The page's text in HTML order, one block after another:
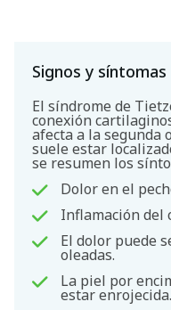
Signos y síntomas
El síndrome de
conexión
afecta a la segunda
suele estar
se resumen los
Dolor en el
Inflamación del
El dolor puede
oleadas.
La piel por
estar enrojecida.